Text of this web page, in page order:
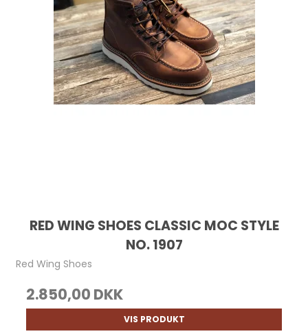
RED WING SHOES CLASSIC MOC STYLE
NO. 1907
Red Wing Shoes
2.850,00 DKK
VIS PRODUKT